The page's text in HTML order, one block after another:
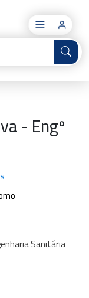
×
- Engº
Sanitária